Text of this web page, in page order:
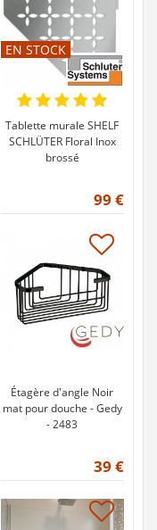
EN STOCK
Tablette murale SHELF
SCHLÜTER Floral Inox
brossé
99 €
Étagère d'angle Noir
mat pour douche - Gedy
- 2483
39 €